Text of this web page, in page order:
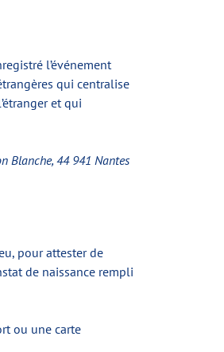
l’événement
qui centralise
et qui
Blanche, 44 941 Nantes
pour attester de
de naissance rempli
ou une carte